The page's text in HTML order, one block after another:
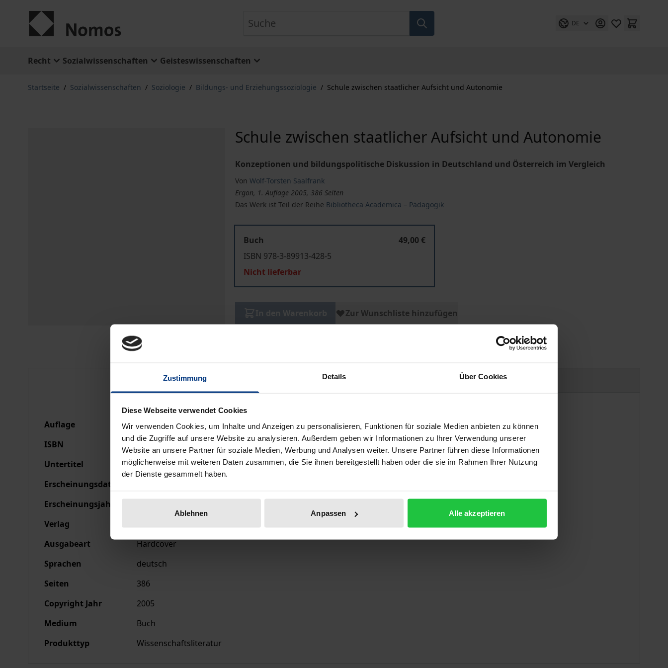
Zustimmung Details Über Cookies
Diese Webseite verwendet Cookies
Wir verwenden Cookies, um Inhalte und Anzeigen zu personalisieren, Funktionen für soziale Medien anbieten zu können
und die Zugriffe auf unsere Website zu analysieren. Außerdem geben wir Informationen zu Ihrer Verwendung unserer
Website an unsere Partner für soziale Medien, Werbung und Analysen weiter. Unsere Partner führen diese Informationen
möglicherweise mit weiteren Daten zusammen, die Sie ihnen bereitgestellt haben oder die sie im Rahmen Ihrer Nutzung
der Dienste gesammelt haben.
Ablehnen Anpassen Alle akzeptieren
DE
Recht Sozialwissenschaften Geisteswissenschaften
Startseite / Sozialwissenschaften / Soziologie / Bildungs- und Erziehungssoziologie / Schule zwischen staatlicher Aufsicht und Autonomie
Schule zwischen staatlicher Aufsicht und Autonomie
Konzeptionen und bildungspolitische Diskussion in Deutschland und Österreich im Vergleich
Von Wolf-Torsten Saalfrank
Ergon, 1. Auflage 2005, 386 Seiten
Das Werk ist Teil der Reihe Bibliotheca Academica – Pädagogik
Buch
49,00 €
ISBN 978-3-89913-428-5
Nicht lieferbar
Zur Wunschliste hinzufügen
Bibliografische Angaben Produktsicherheit
Auflage
1
ISBN
978-3-89913-428-5
Untertitel
Konzeptionen und bildungspolitische Diskussion in Deutschland und Österreich im Vergleich
Erscheinungsdatum
Erscheinungsjahr
Verlag
Ausgabeart
Hardcover
Sprachen
deutsch
Seiten
386
Copyright Jahr
2005
Medium
Buch
Produkttyp
Wissenschaftsliteratur